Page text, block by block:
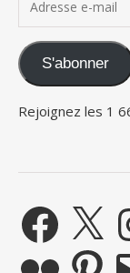
S'abonner
Rejoignez les 1
Facebook
X
Pinterest